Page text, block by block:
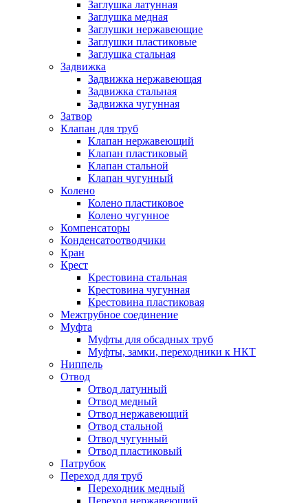
Заглушка латунная
Заглушка медная
Заглушки нержавеющие
Заглушки пластиковые
Заглушка стальная
Задвижка
Задвижка нержавеющая
Задвижка стальная
Задвижка чугунная
Затвор
Клапан для труб
Клапан нержавеющий
Клапан пластиковый
Клапан стальной
Клапан чугунный
Колено
Колено пластиковое
Колено чугунное
Компенсаторы
Конденсатоотводчики
Кран
Крест
Крестовина стальная
Крестовина чугунная
Крестовина пластиковая
Межтрубное соединение
Муфта
Муфты для обсадных труб
Муфты, замки, переходники к НКТ
Ниппель
Отвод
Отвод латунный
Отвод медный
Отвод нержавеющий
Отвод стальной
Отвод чугунный
Отвод пластиковый
Патрубок
Переход для труб
Переходник медный
Переход нержавеющий